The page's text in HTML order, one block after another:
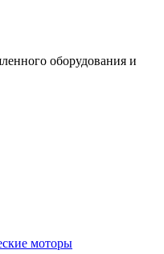
оборудования и
моторы